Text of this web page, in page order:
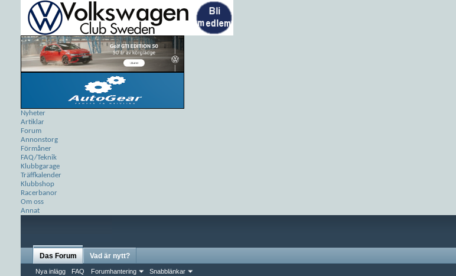
Nyheter
Artiklar
Forum
Annonstorg
Förmåner
FAQ/Teknik
Klubbgarage
Träffkalender
Klubbshop
Racerbanor
Om oss
Annat
Das Forum
Nya inlägg FAQ Forumhantering Snabblänkar
Vad är nytt?